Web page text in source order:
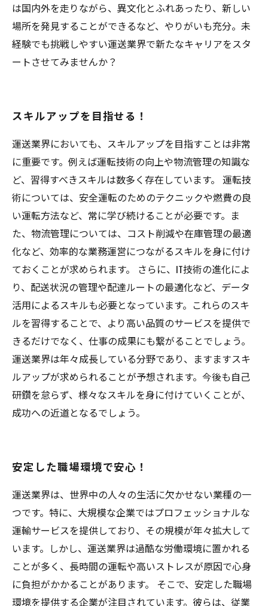
は国内外を走りながら、異文化とふれあったり、新しい
場所を発見することができるなど、やりがいも充分。未
経験でも挑戦しやすい運送業界で新たなキャリアをスタ
ートさせてみませんか？
スキルアップを目指せる！
運送業界においても、スキルアップを目指すことは非常
に重要です。例えば運転技術の向上や物流管理の知識な
ど、習得すべきスキルは数多く存在しています。 運転技
術については、安全運転のためのテクニックや燃費の良
い運転方法など、常に学び続けることが必要です。ま
た、物流管理については、コスト削減や在庫管理の最適
化など、効率的な業務運営につながるスキルを身に付け
ておくことが求められます。 さらに、IT技術の進化によ
り、配送状況の管理や配達ルートの最適化など、データ
活用によるスキルも必要となっています。これらのスキ
ルを習得することで、より高い品質のサービスを提供で
きるだけでなく、仕事の成果にも繋がることでしょう。
運送業界は年々成長している分野であり、ますますスキ
ルアップが求められることが予想されます。今後も自己
研鑽を怠らず、様々なスキルを身に付けていくことが、
成功への近道となるでしょう。
安定した職場環境で安心！
運送業界は、世界中の人々の生活に欠かせない業種の一
つです。特に、大規模な企業ではプロフェッショナルな
運輸サービスを提供しており、その規模が年々拡大して
います。しかし、運送業界は過酷な労働環境に置かれる
ことが多く、長時間の運転や高いストレスが原因で心身
に負担がかかることがあります。 そこで、安定した職場
環境を提供する企業が注目されています。彼らは、従業